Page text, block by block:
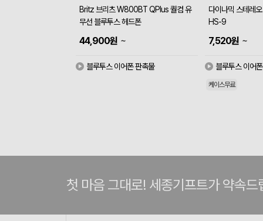
Britz 브리츠 W800BT QPlus 퀄컴 유
무선 블루투스 헤드폰
44,900원 ~
블루투스 이어폰 판촉물
다이나믹 스테레
HS-9
7,520원 ~
블루투스 이어
케이스무료
첫 마음 그대로! 세종기프트가 약속드